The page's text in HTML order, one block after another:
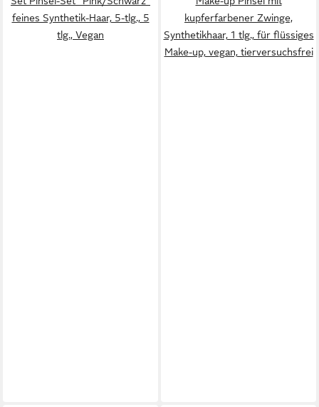
feines Synthetik-Haar, 5-tlg., 5
tlg., Vegan
kupferfarbener Zwinge,
Synthetikhaar, 1 tlg., für flüssiges
Make-up, vegan, tierversuchsfrei